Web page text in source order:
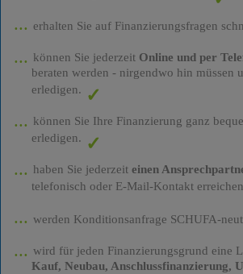
erhalten Sie auf Finanzierungsfragen
können Sie jederzeit Online und per
beraten werden - nirgendwo hin müssen
erledigen.
können Sie Ihre Finanzierung ganz
erledigen.
haben Sie jederzeit einen
telefonisch oder E-Mail-Kontakt
werden Konditionsanfrage SCHUFA-
wird für jeden Finanzierungsgrund eine
Kauf, Neubau, Anschlussfinanzierung,